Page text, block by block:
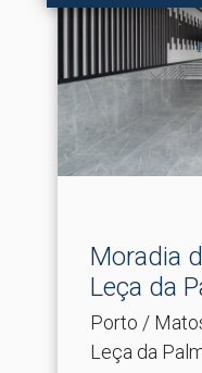
Moradia
Leça da
Porto /
Leça da